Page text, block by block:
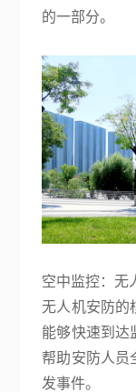
的一部分。
空中监控：无
无人机安防的
能够快速到达
帮助安防人员
发事件。